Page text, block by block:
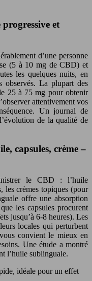
et
d’une personne
(5 à 10 mg de CBD) et
les quelques nuits, en
observés. La plupart des
25 à 75 mg pour obtenir
attentivement vos
Un journal de
de la qualité de
capsules, crème –
le CBD : l’huile
les crèmes topiques (pour
offre une absorption
les capsules procurent
jusqu’à 6-8 heures). Les
locales qui perturbent
convient le mieux en
Une étude a montré
l’huile sublinguale.
idéale pour un effet